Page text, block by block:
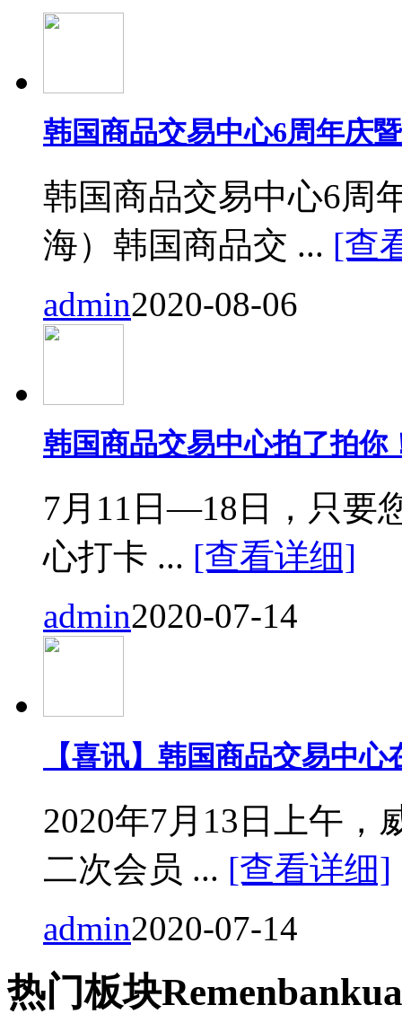
韩国商品交易中心6周年庆
韩国商品交易中心6周
海）韩国商品交 ... [查
admin2020-08-06
韩国商品交易中心拍了拍你
7月11日—18日，只要
心打卡 ... [查看详细]
admin2020-07-14
【喜讯】韩国商品交易中
2020年7月13日上午，
二次会员 ... [查看详细]
admin2020-07-14
热门板块Remen